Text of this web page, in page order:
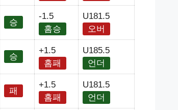
승
-1.5
홈승
U181.5
오버
승
+1.5
홈패
U185.5
언더
패
+1.5
홈패
U181.5
언더